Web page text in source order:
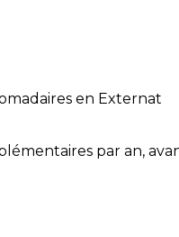
en Externat
par an,